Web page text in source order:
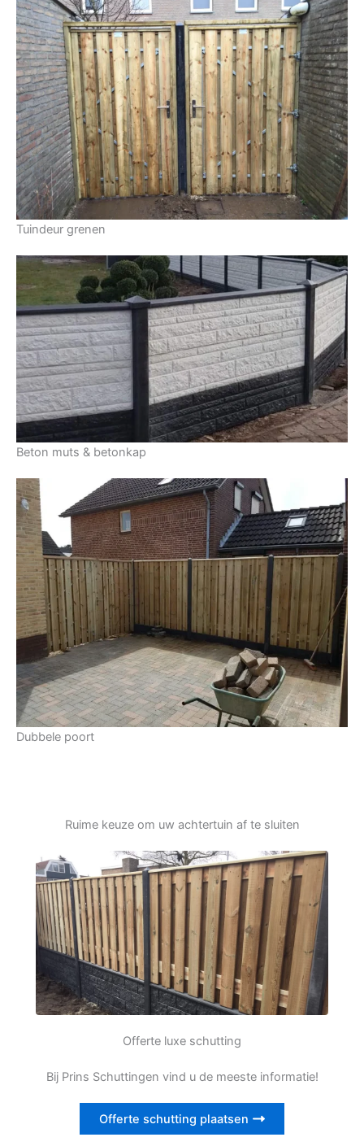
Tuindeur grenen
Beton muts & betonkap
Dubbele poort
Ruime keuze om uw achtertuin af te sluiten
Offerte luxe schutting
Bij Prins Schuttingen vind u de meeste informatie!
Offerte schutting plaatsen